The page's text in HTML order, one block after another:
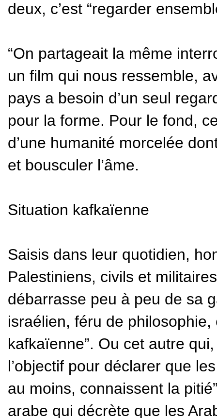
deux, c’est “regarder
“On partageait la même
un film qui nous ressemble,
pays a besoin d’un seul
pour la forme. Pour le fond,
d’une humanité morcelée
et bousculer l’âme.
Situation kafkaïenne
Saisis dans leur quotidien,
Palestiniens, civils et
débarrasse peu à peu de sa
israélien, féru de
kafkaïenne”. Ou cet autre
l’objectif pour déclarer que
au moins, connaissent la
arabe qui décrète que les